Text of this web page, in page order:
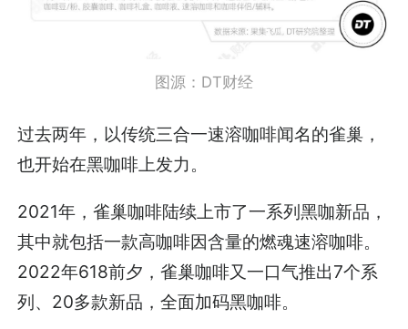
图源：DT财经
过去两年，以传统三合一速溶咖啡闻名的雀巢，
也开始在黑咖啡上发力。
2021年，雀巢咖啡陆续上市了一系列黑咖新品，
其中就包括一款高咖啡因含量的燃魂速溶咖啡。
2022年618前夕，雀巢咖啡又一口气推出7个系
列、20多款新品，全面加码黑咖啡。